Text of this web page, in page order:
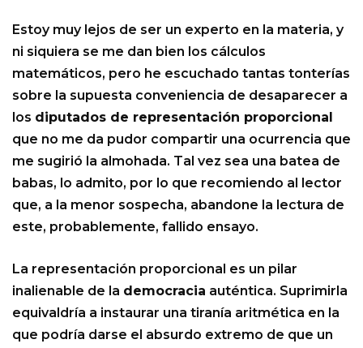
Estoy muy lejos de ser un experto en la materia, y
ni siquiera se me dan bien los cálculos
matemáticos, pero he escuchado tantas tonterías
sobre la supuesta conveniencia de desaparecer a
los diputados de representación proporcional
que no me da pudor compartir una ocurrencia que
me sugirió la almohada. Tal vez sea una batea de
babas, lo admito, por lo que recomiendo al lector
que, a la menor sospecha, abandone la lectura de
este, probablemente, fallido ensayo.
La representación proporcional es un pilar
inalienable de la democracia auténtica. Suprimirla
equivaldría a instaurar una tiranía aritmética en la
que podría darse el absurdo extremo de que un